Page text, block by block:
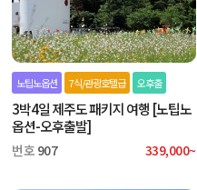
노팁노옵션 7식/관광호텔급 오후출
3박4일 제주도 패키지 여행 [노팁노
옵션-오후출발]
번호 907 339,000~